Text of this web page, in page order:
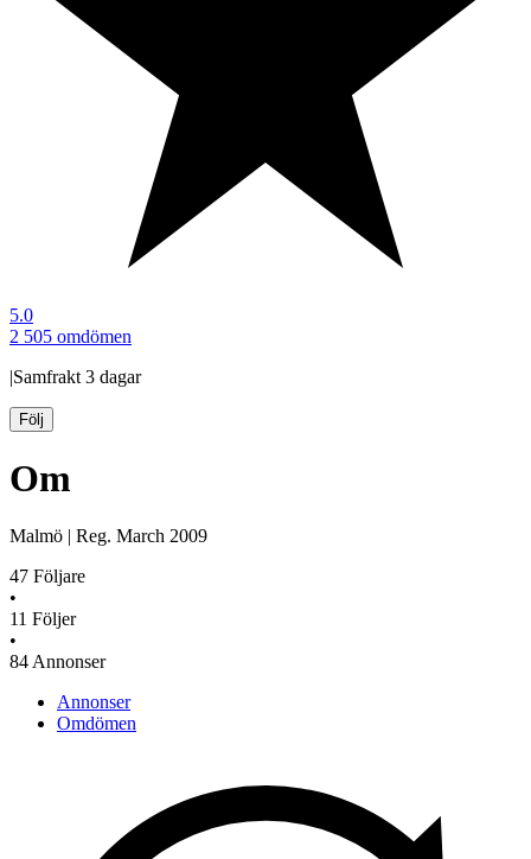
5.0
2 505 omdömen
|Samfrakt 3 dagar
Följ
Om
Malmö Reg. March 2009
47 Följare
•
11 Följer
•
84Annonser
Annonser
Omdömen